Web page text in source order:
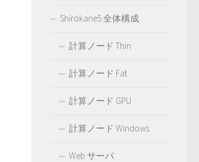
Shirokane5 全体構成
計算ノード Thin
計算ノード Fat
計算ノード GPU
計算ノード Windows
Web サーバ